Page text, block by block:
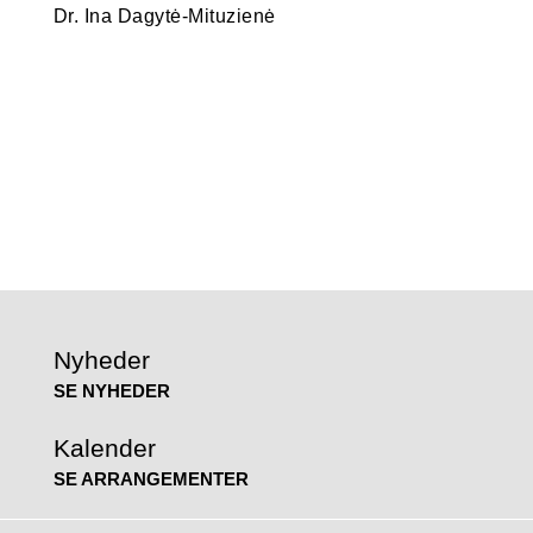
Dr. Ina Dagytė-Mituzienė
Nyheder
SE NYHEDER
Kalender
SE ARRANGEMENTER